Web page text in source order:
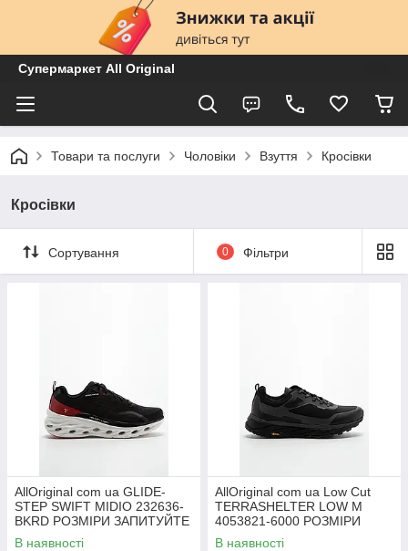
Супермаркет All Original
Товари та послуги Чоловіки Взуття Кросівки
Кросівки
Сортування 0 Фільтри
AllOriginal com ua GLIDE-
STEP SWIFT MIDIO 232636-
BKRD РОЗМІРИ ЗАПИТУЙТЕ
В наявності
AllOriginal com ua Low Cut
TERRASHELTER LOW M
4053821-6000 РОЗМІРИ
ЗАПИТУЙТЕ
В наявності